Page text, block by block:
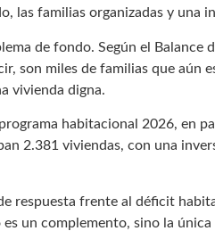
las familias organizadas y una
de fondo. Según el
son miles de familias que
vivienda digna.
habitacional 2026, en
2.381 viviendas, con una
respuesta frente al déficit
un complemento, sino la